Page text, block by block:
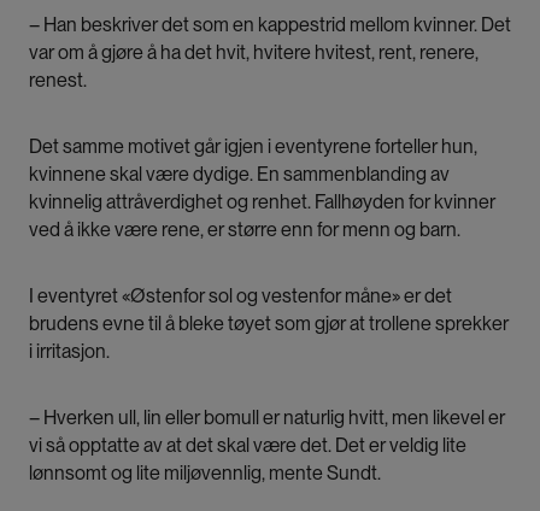
– Han beskriver det som en kappestrid mellom kvinner. Det
var om å gjøre å ha det hvit, hvitere hvitest, rent, renere,
renest.
Det samme motivet går igjen i eventyrene forteller hun,
kvinnene skal være dydige. En sammenblanding av
kvinnelig attråverdighet og renhet. Fallhøyden for kvinner
ved å ikke være rene, er større enn for menn og barn.
I eventyret «Østenfor sol og vestenfor måne» er det
brudens evne til å bleke tøyet som gjør at trollene sprekker
i irritasjon.
– Hverken ull, lin eller bomull er naturlig hvitt, men likevel er
vi så opptatte av at det skal være det. Det er veldig lite
lønnsomt og lite miljøvennlig, mente Sundt.